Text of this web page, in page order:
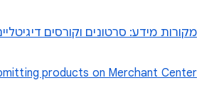
מקורות מידע: סרטונים וקורסים
products on Merchant Center